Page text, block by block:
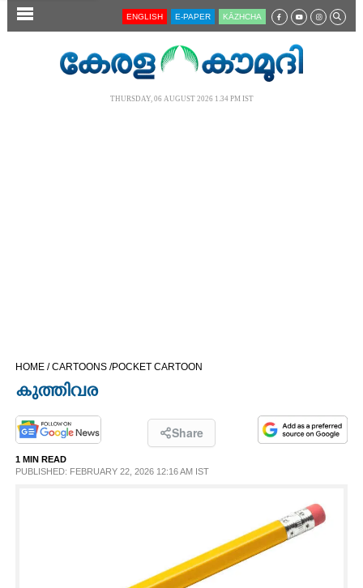
SECTIONS
OPINION
PHOTOS
ENGLISH E-PAPER KĀZHCHA
THURSDAY, 06 AUGUST 2026 1.34 PM IST
HOME /CARTOONS /POCKET CARTOON
കുത്തിവര
Share
1 MIN READ
PUBLISHED: FEBRUARY 22, 2026 12:16 AM IST